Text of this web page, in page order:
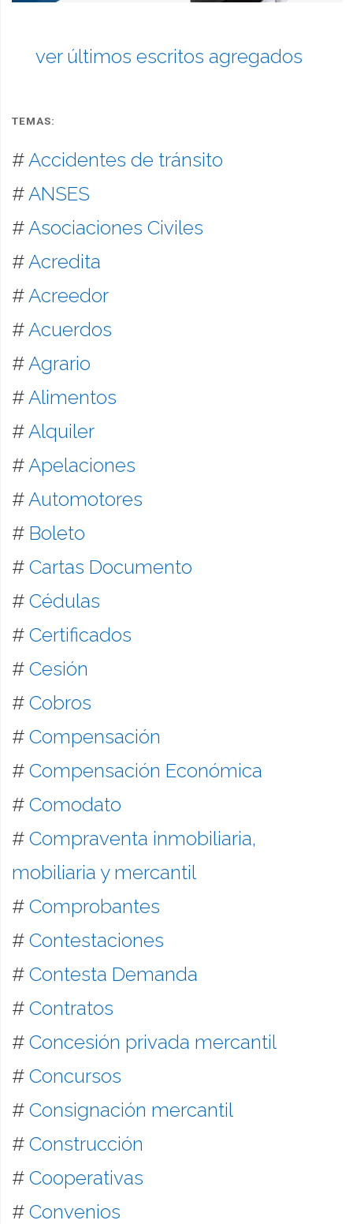
ver últimos escritos agregados
TEMAS:
# Accidentes de tránsito
# ANSES
# Asociaciones Civiles
# Acredita
# Acreedor
# Acuerdos
# Agrario
# Alimentos
# Alquiler
# Apelaciones
# Automotores
# Boleto
# Cartas Documento
# Cédulas
# Certificados
# Cesión
# Cobros
# Compensación
# Compensación Económica
# Comodato
# Compraventa inmobiliaria,
mobiliaria y mercantil
# Comprobantes
# Contestaciones
# Contesta Demanda
# Contratos
# Concesión privada mercantil
# Concursos
# Consignación mercantil
# Construcción
# Cooperativas
# Convenios